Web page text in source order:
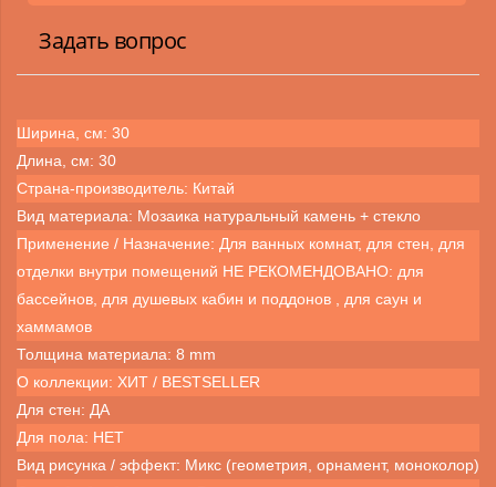
Задать вопрос
Ширина, см: 30
Длина, см: 30
Страна-производитель: Китай
Вид материала: Мозаика натуральный камень + стекло
Применение / Назначение: Для ванных комнат, для стен, для
отделки внутри помещений НЕ РЕКОМЕНДОВАНО: для
бассейнов, для душевых кабин и поддонов , для саун и
хаммамов
Толщина материала: 8 mm
О коллекции: ХИТ / BESTSELLER
Для стен: ДА
Для пола: НЕТ
Вид рисунка / эффект: Микс (геометрия, орнамент, моноколор)